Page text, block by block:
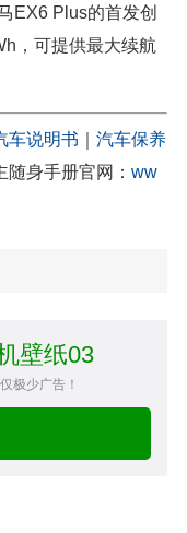
EX6 Plus的首发创
，可提供最大续航
车说明书
汽车保养
身手册官网： ww
壁纸03
极少广告！